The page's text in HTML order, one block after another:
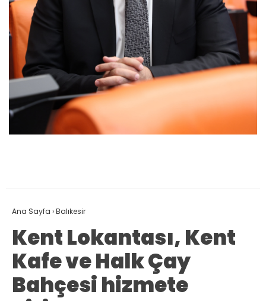
Ana Sayfa ›Balıkesir
Kent Lokantası, Kent
Kafe ve Halk Çay
Bahçesi hizmete